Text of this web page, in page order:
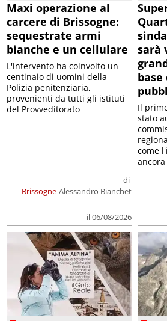
Maxi operazione al
carcere di Brissogne:
sequestrate armi
bianche e un cellulare
Brissogne
di
Alessandro Bianchet
il 06/08/2026
L'intervento ha coinvolto un
centinaio di uomini della
Polizia penitenziaria,
provenienti da tutti gli istituti
del Provveditorato
sarà
base
Il
stato
come